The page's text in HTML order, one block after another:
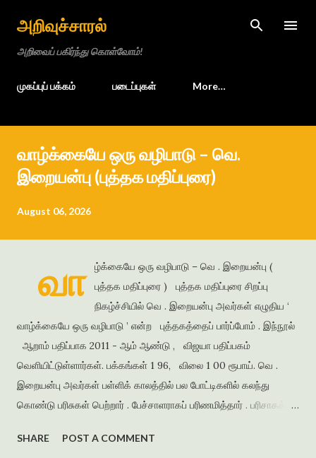
அறிவுச்சாரல்
அறிவைப் பகிர்ந்து கொள்வோம்!
முகப்புப் பக்கம் படைப்புகள் More…
வாழ்க்கையே ஒரு வழிபாடு – வெ.
இறையன்பு (புத்தக மதிப்புரை)
August 06, 2026
வா
ழ்க்கையே ஒரு வழிபாடு – வெ . இறையன்பு (
புத்தக மதிப்புரை ) புத்தக மதிப்புரை சிறப்பு
நிகழ்ச்சியில் வெ . இறையன்பு அவர்கள் எழுதிய ‘
வாழ்க்கையே ஒரு வழிபாடு ’ என்ற புத்தகத்தைப் பார்ப்போம் . இந்நூல்
ஆறாம் பதிப்பாக 2011 - ஆம் ஆண்டு , விஜயா பதிப்பகம்
வெளியிட்டுள்ளார்கள். பக்கங்கள் 1 96, விலை 1 00 ரூபாய். வெ .
இறையன்பு அவர்கள் பள்ளிக் காலத்தில் பல போட்டிகளில் கலந்து
கொண்டு பரிசுகள் பெற்றார் . பேச்சாளராகப் பரிணமித்தார் . பரிசாகக்
காலத்தில் எழுதிய கவிதைகளைத் தொகுத்து ‘ பூபாளத்திற்கொரு
SHARE POST A COMMENT